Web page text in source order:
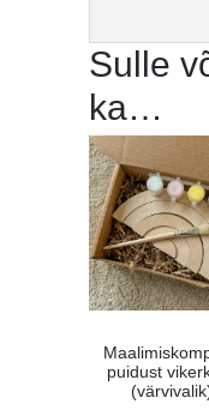
Sulle
ka…
puidust